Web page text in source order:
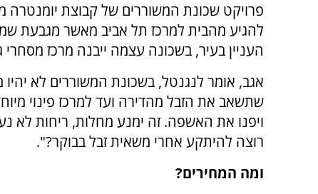
להגיע מהבית למרכז תל אביב מאשר מגבעת
העניין בעיר, בשכונה עצמה ייבנה מרכז
אגב, אומר לנגנטל, בשכונת המשוררים לא
שתשאב את הזבל מהדירה ועד למרכז פינוי
ויפנו את האשפה. זה ימנע מחלות, ריחות לא
רוצה להיתקע אחרי משאית זבל בבוקר?".
ומה המחירים?